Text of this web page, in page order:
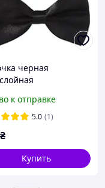
черная
к отправке
5.0 (1)
₴
Купить